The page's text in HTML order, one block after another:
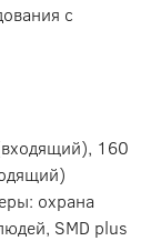
с
160
охрана
SMD plus